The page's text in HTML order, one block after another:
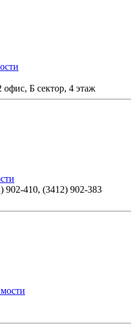
офис, Б сектор, 4 этаж
902-410, (3412) 902-383